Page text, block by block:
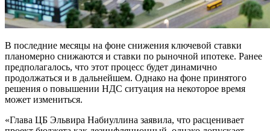
В последние месяцы на фоне снижения ключевой ставки
планомерно снижаются и ставки по рыночной ипотеке. Ранее
предполагалось, что этот процесс будет динамично
продолжаться и в дальнейшем. Однако на фоне принятого
решения о повышении НДС ситуация на некоторое время
может измениться.
«Глава ЦБ Эльвира Набиуллина заявила, что расценивает